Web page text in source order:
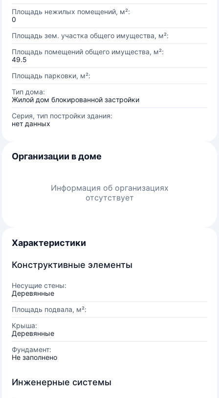
Площадь нежилых помещений, м²:
0
Площадь зем. участка общего имущества, м²:
Площадь помещений общего имущества, м²:
49.5
Площадь парковки, м²:
Тип дома:
Жилой дом блокированной застройки
Серия, тип постройки здания:
нет данных
Организации в доме
Информация об организациях
отсутствует
Характеристики
Конструктивные элементы
Несущие стены:
Деревянные
Площадь подвала, м²:
Крыша:
Деревянные
Фундамент:
Не заполнено
Инженерные системы